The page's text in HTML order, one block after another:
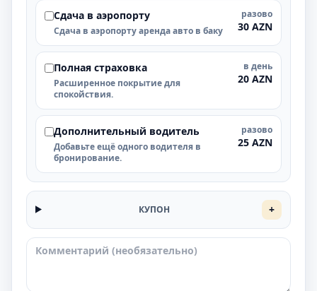
Cдача в аэропорту
Cдача в аэропорту аренда авто в баку
разово
30 AZN
Полная страховка
Расширенное покрытие для
спокойствия.
в день
20 AZN
Дополнительный водитель
Добавьте ещё одного водителя в
бронирование.
разово
25 AZN
КУПОН +